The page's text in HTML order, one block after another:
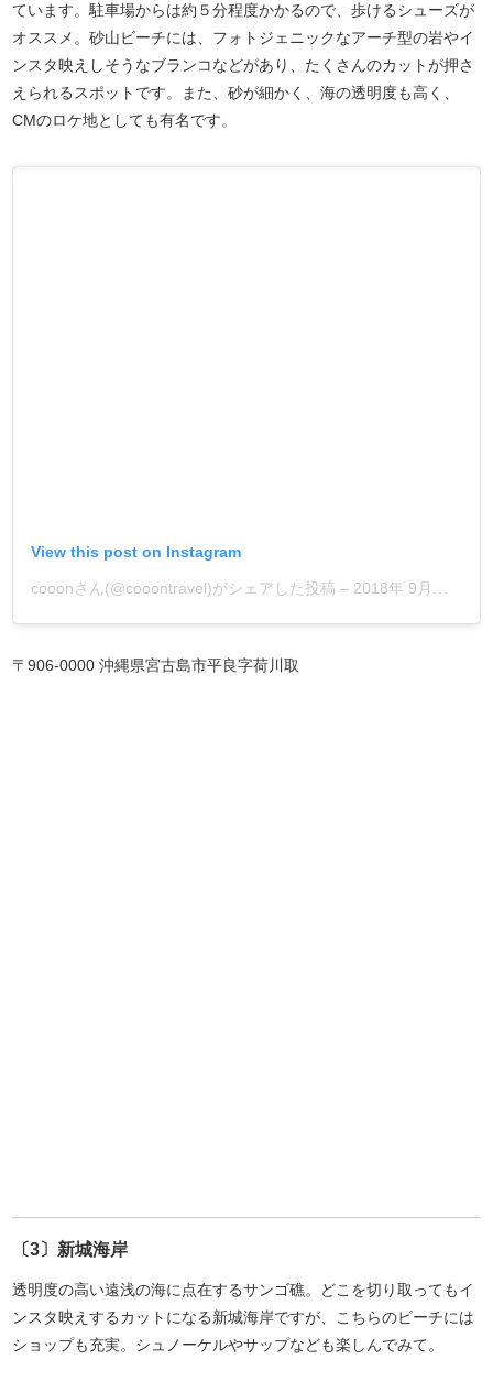
ています。駐車場からは約５分程度かかるので、歩けるシューズが
オススメ。砂山ビーチには、フォトジェニックなアーチ型の岩やイ
ンスタ映えしそうなブランコなどがあり、たくさんのカットが押さ
えられるスポットです。また、砂が細かく、海の透明度も高く、
CMのロケ地としても有名です。
View this post on Instagram
cooonさん(@cooontravel)がシェアした投稿 – 2018年 9月月27日午前10時06分PDT
〒906-0000 沖縄県宮古島市平良字荷川取
〔3〕新城海岸
透明度の高い遠浅の海に点在するサンゴ礁。どこを切り取ってもイ
ンスタ映えするカットになる新城海岸ですが、こちらのビーチには
ショップも充実。シュノーケルやサップなども楽しんでみて。